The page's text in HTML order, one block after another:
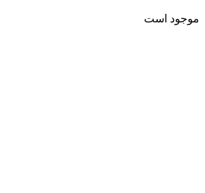
موجود است